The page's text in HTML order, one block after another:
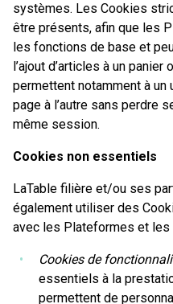
systèmes. Les Cookies
être présents, afin que les
les fonctions de base et
l’ajout d’articles à un
permettent notamment à un
page à l’autre sans perdre
même session.
Cookies non essentiels
LaTable filière et/ou ses
également utiliser des
avec les Plateformes et les
Cookies de
essentiels à la
permettent de